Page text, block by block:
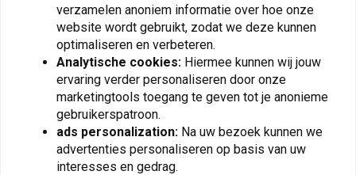
Luchtfilter Honda
CRF1000L Africa Twin
('15-'19)/A Sports ('18-'19)
€163,35
Vervangend Luchtfilter |
Honda XL1000 Varadero
('03-'10)
€79,06
View more
verzamelen anoniem informatie over hoe onze
website wordt gebruikt, zodat we deze kunnen
optimaliseren en verbeteren.
Analytische cookies: Hiermee kunnen wij jouw
ervaring verder personaliseren door onze
marketingtools toegang te geven tot je anonieme
gebruikerspatroon.
ads personalization: Na uw bezoek kunnen we
advertenties personaliseren op basis van uw
interesses en gedrag.